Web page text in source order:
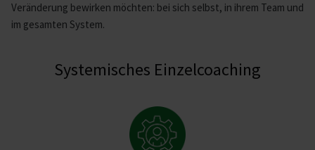
Veränderung bewirken möchten: bei sich selbst, in ihrem Team und
im gesamten System.
Systemisches Einzelcoaching